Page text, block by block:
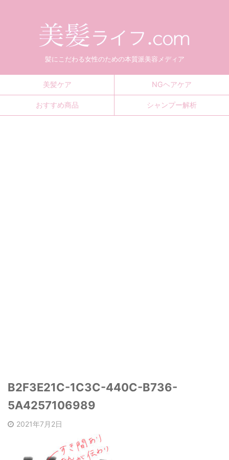
髪にこだわる女性のための本質派美容メディア
美髪ケア NGヘアケア
おすすめ商品 シャンプー解析
B2F3E21C-1C3C-440C-B736-
5A4257106989
2021年7月2日